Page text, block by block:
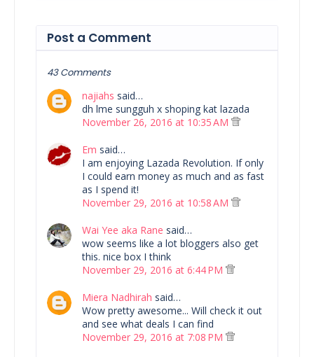
Post a Comment
43 Comments
najiahs said…
dh lme sungguh x shoping kat lazada
November 26, 2016 at 10:35 AM
Em said…
I am enjoying Lazada Revolution. If only
I could earn money as much and as fast
as I spend it!
November 29, 2016 at 10:58 AM
Wai Yee aka Rane said…
wow seems like a lot bloggers also get
this. nice box I think
November 29, 2016 at 6:44 PM
Miera Nadhirah said…
Wow pretty awesome... Will check it out
and see what deals I can find
November 29, 2016 at 7:08 PM